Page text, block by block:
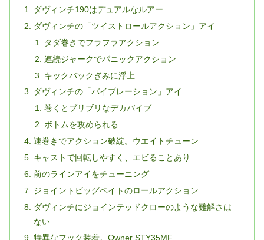
ダヴィンチ190はデュアルなルアー
ダヴィンチの「ツイストロールアクション」アイ
タダ巻きでフラフラアクション
連続ジャークでパニックアクション
キックバックぎみに浮上
ダヴィンチの「バイブレーション」アイ
巻くとブリブリなデカバイブ
ボトムを攻められる
速巻きでアクション破綻。ウエイトチューン
キャストで回転しやすく、エビることあり
前のラインアイをチューニング
ジョイントビッグベイトのロールアクション
ダヴィンチにジョインテッドクローのような難解さは
ない
特異なフック装着。Owner STY35MF